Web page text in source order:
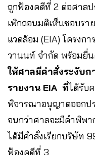
ถูกฟ้องคดีที่ 2 ต่อศาลป
เพิกถอนมติเห็นชอบรา
แวดล้อม (EIA) โครงก
วานนท์ จำกัด พร้อมยื่น
ให้ศาลมีคำสั่งระงับก
รายงาน EIA ที่ได้รับ
พิจารณาอนุญาตออกป
จนกว่าศาลจะมีคำพิพ
ได้มีคำสั่งเรียกบริษัท
ฟ้องคดีที่ 3